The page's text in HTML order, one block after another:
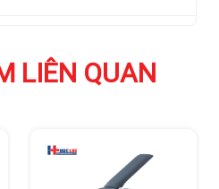
LIÊN QUAN